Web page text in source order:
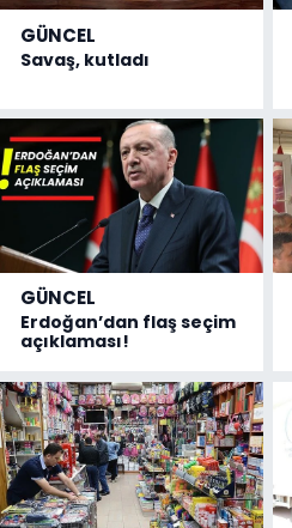
GÜNCEL
Savaş, kutladı
GÜNCEL
Erdoğan’dan flaş seçim
açıklaması!